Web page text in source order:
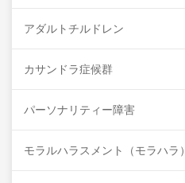
アダルトチルドレン
カサンドラ症候群
パーソナリティー障害
モラルハラスメント（モラハラ）